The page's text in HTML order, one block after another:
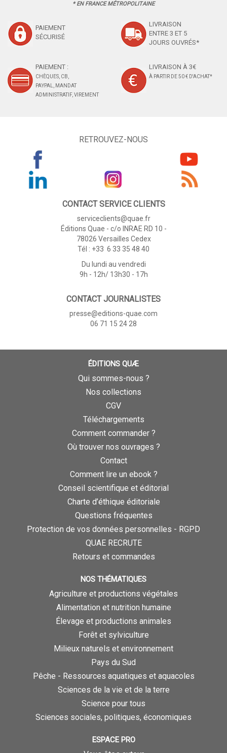
* EN FRANCE MÉTROPOLITAINE
PAIEMENT
SÉCURISÉ
LIVRAISON
ENTRE 3 ET 5
JOURS OUVRÉS*
PAIEMENT :
CHÈQUES, CB,
PAYPAL, MANDAT
ADMINISTRATIF, VIREMENT
LIVRAISON À 3€
À PARTIR DE 50 € D'ACHAT*
RETROUVEZ-NOUS
CONTACT SERVICE CLIENTS
serviceclients@quae.fr
Éditions Quae - c/o INRAE RD 10 -
78026 Versailles Cedex
Tél : +33 6 33 35 48 40
Du lundi au vendredi
9h - 12h/ 13h30 - 17h
CONTACT JOURNALISTES
presse@editions-quae.com
06 71 15 24 28
ÉDITIONS QUÆ
Qui sommes-nous ?
Nos collections
CGV
Téléchargements
Comment commander ?
Où trouver nos ouvrages ?
Contact
Comment lire un ebook ?
Conseil scientifique et éditorial
Charte d’éthique éditoriale
Questions fréquentes
Protection de vos données personnelles - RGPD
QUAE RECRUTE
Retours et commandes
NOS THÉMATIQUES
Agriculture et productions végétales
Alimentation et nutrition humaine
Élevage et productions animales
Forêt et sylviculture
Milieux naturels et environnement
Pays du Sud
Pêche - Ressources aquatiques et aquacoles
Sciences de la vie et de la terre
Science pour tous
Sciences sociales, politiques, économiques
ESPACE PRO